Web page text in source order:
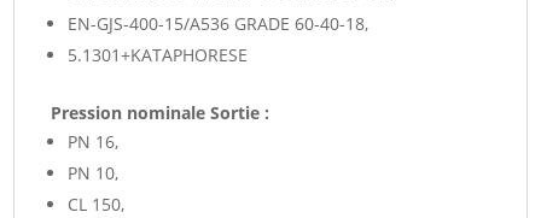
EN-GJS-400-15/A536 GRADE 60-40-18,
5.1301+KATAPHORESE
Pression nominale Sortie :
PN 16,
PN 10,
CL 150,